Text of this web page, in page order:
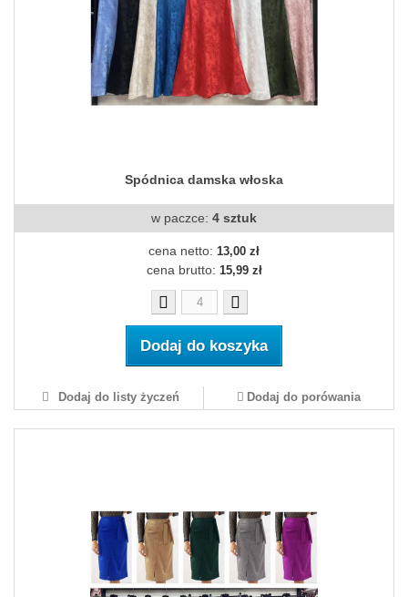
Spódnica damska włoska
w paczce: 4 sztuk
cena netto: 13,00 zł
cena brutto: 15,99 zł
Dodaj do koszyka
Dodaj do listy życzeń Dodaj do porówania